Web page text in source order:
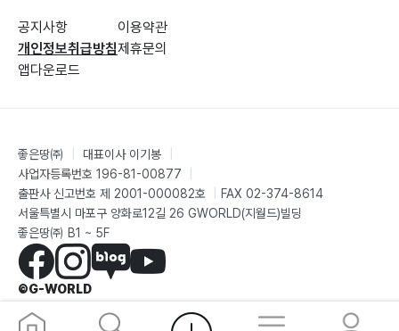
9. 잭살 빚기
9-1. 잭살 찻잎 따기 204
9-5. 잭살용 찻잎 크기 214
9-6. 찻잎 따는 놉 216
9-7. 찻잎 따는 남녀 218
9-8. 잭살 놉 품삯 222
9-9. 1인당 찻잎의 양과 시세 225
9-10. 잭살의 발효 227
9-11. 잭살 시들리는 방법 229
공지사항
개인정보취급방침
앱다운로드
이용약관
제휴문의
좋은땅㈜ 대표이사 이기봉
사업자등록번호 196-81-00877
출판사 신고번호 제 2001-000082호
FAX 02-374-8614
서울특별시 마포구 양화로12길 26 GWORLD(지월드)빌딩
좋은땅㈜ B1 ~ 5F
©G-WORLD